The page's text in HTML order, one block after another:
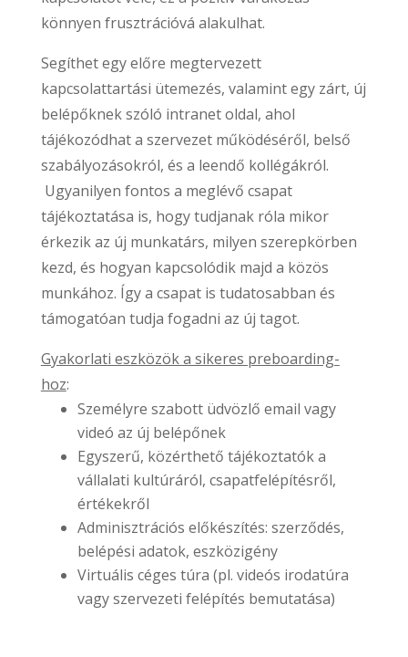
könnyen frusztrációvá alakulhat.
Segíthet egy előre megtervezett
kapcsolattartási ütemezés, valamint egy zárt, új
belépőknek szóló intranet oldal, ahol
tájékozódhat a szervezet működéséről, belső
szabályozásokról, és a leendő kollégákról.
Ugyanilyen fontos a meglévő csapat
tájékoztatása is, hogy tudjanak róla mikor
érkezik az új munkatárs, milyen szerepkörben
kezd, és hogyan kapcsolódik majd a közös
munkához. Így a csapat is tudatosabban és
támogatóan tudja fogadni az új tagot.
Gyakorlati eszközök a sikeres preboarding-
hoz:
Személyre szabott üdvözlő email vagy
videó az új belépőnek
Egyszerű, közérthető tájékoztatók a
vállalati kultúráról, csapatfelépítésről,
értékekről
Adminisztrációs előkészítés: szerződés,
belépési adatok, eszközigény
Virtuális céges túra (pl. videós irodatúra
vagy szervezeti felépítés bemutatása)